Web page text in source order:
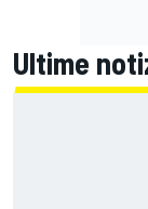
Ultime